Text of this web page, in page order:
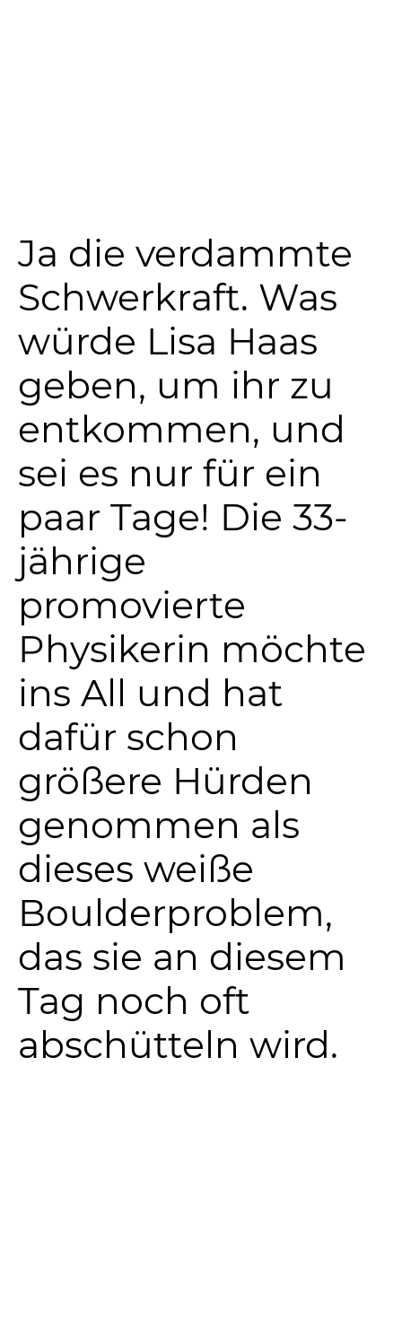
Ja die verdammte
Schwerkraft. Was
würde Lisa Haas
geben, um ihr zu
entkommen, und
sei es nur für ein
paar Tage! Die 33-
jährige
promovierte
Physikerin möchte
ins All und hat
dafür schon
größere Hürden
genommen als
dieses weiße
Boulderproblem,
das sie an diesem
Tag noch oft
abschütteln wird.